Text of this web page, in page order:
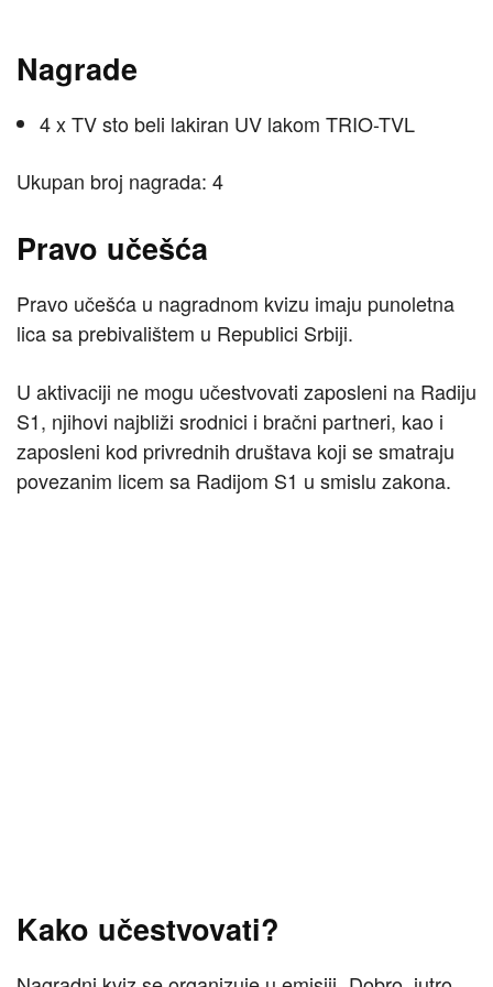
Nagrade
4 x TV sto beli lakiran UV lakom TRIO-TVL
Ukupan broj nagrada: 4
Pravo učešća
Pravo učešća u nagradnom kvizu imaju punoletna
lica sa prebivalištem u Republici Srbiji.
U aktivaciji ne mogu učestvovati zaposleni na Radiju
S1, njihovi najbliži srodnici i bračni partneri, kao i
zaposleni kod privrednih društava koji se smatraju
povezanim licem sa Radijom S1 u smislu zakona.
Kako učestvovati?